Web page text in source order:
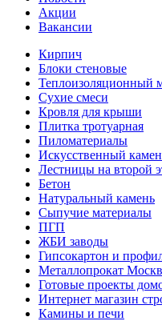
Акции
Вакансии
Кирпич
Блоки стеновые
Теплоизоляционный
Сухие смеси
Кровля для крыши
Плитка тротуарная
Пиломатериалы
Искусственный
Лестницы на второй
Бетон
Натуральный камень
Сыпучие материалы
ПГП
ЖБИ заводы
Гипсокартон и
Металлопрокат
Готовые проекты
Интернет магазин
Камины и печи